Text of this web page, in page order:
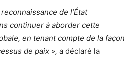
de l’État
continuer à aborder cette
en tenant compte de la façon
de paix », a déclaré la